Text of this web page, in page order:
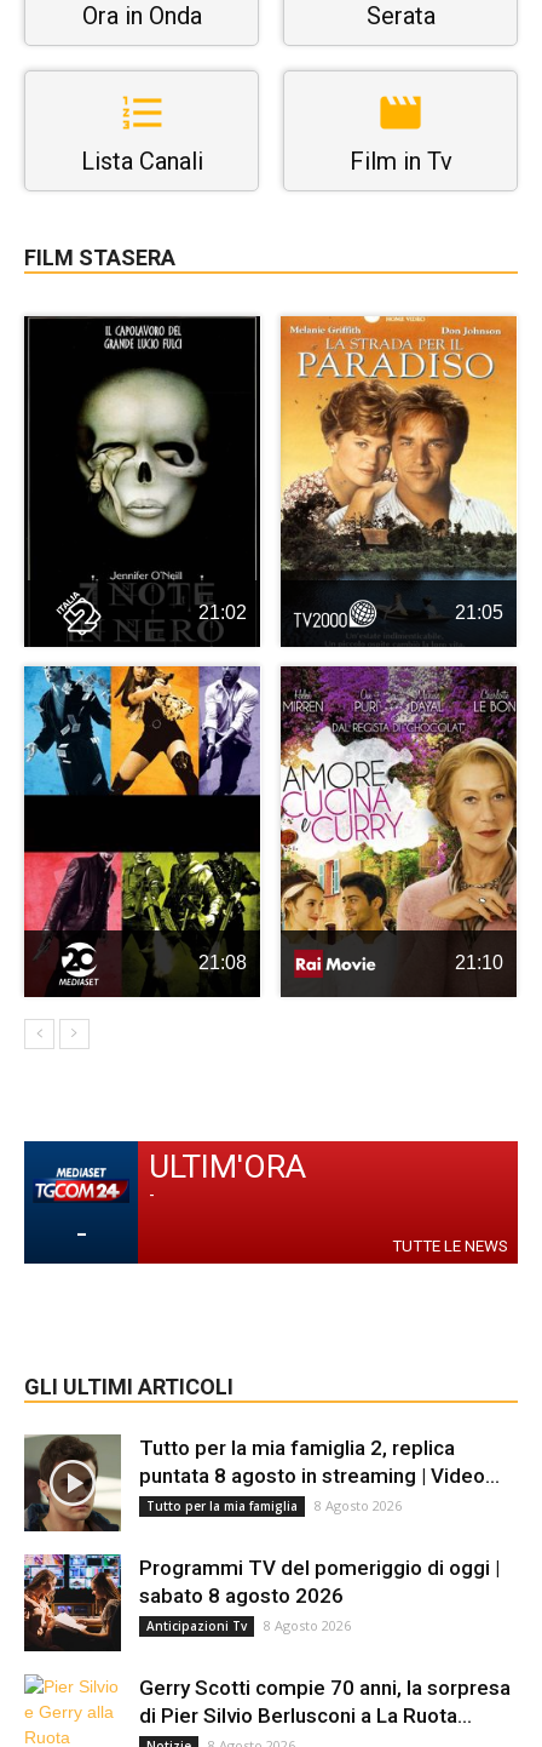
Ora in Onda Serata
Lista Canali Film in Tv
FILM STASERA
21:02 21:05
21:08 21:10
-
ULTIM'ORA
-
TUTTE LE NEWS
GLI ULTIMI ARTICOLI
Tutto per la mia famiglia 2, replica
puntata 8 agosto in streaming | Video...
Tutto per la mia famiglia 8 Agosto 2026
Programmi TV del pomeriggio di oggi |
sabato 8 agosto 2026
Anticipazioni Tv 8 Agosto 2026
Gerry Scotti compie 70 anni, la sorpresa
di Pier Silvio Berlusconi a La Ruota...